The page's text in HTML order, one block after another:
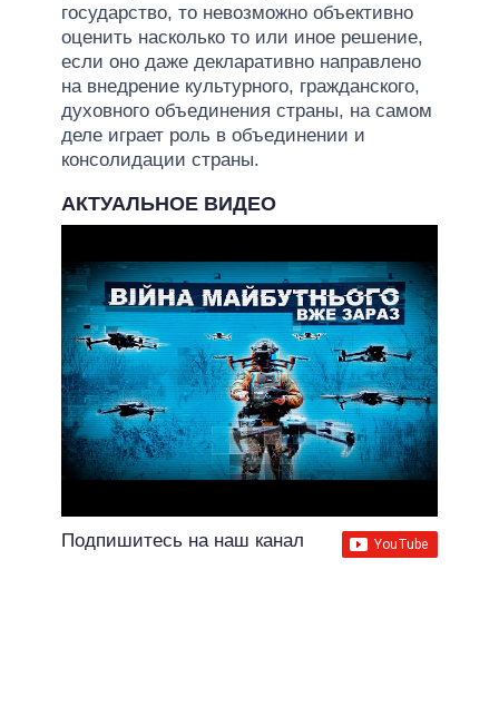
государство, то невозможно объективно
оценить насколько то или иное решение,
если оно даже декларативно направлено
на внедрение культурного, гражданского,
духовного объединения страны, на самом
деле играет роль в объединении и
консолидации страны.
АКТУАЛЬНОЕ ВИДЕО
Подпишитесь на наш канал